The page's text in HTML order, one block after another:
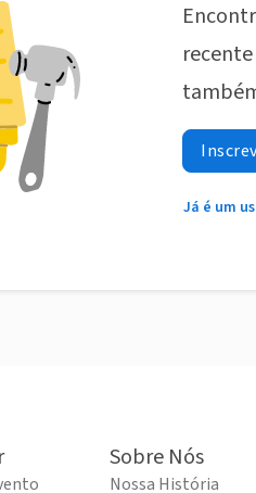
Já é um
Sobre Nós
Nossa História